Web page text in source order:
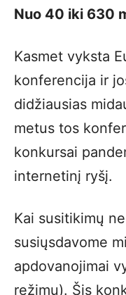
Nuo 40 iki 630
Kasmet vyksta
konferencija ir
didžiausias
metus tos
konkursai
internetinį ryšį.
Kai susitikimų
susiųsdavome
apdovanojimai
režimu). Šis